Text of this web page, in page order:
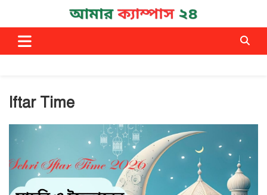
content
আমার ক্যাম্পাস ২৪
Campus News
Iftar Time